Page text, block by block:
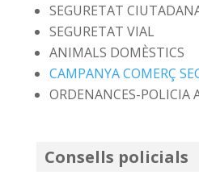
SEGURETAT
SEGURETAT VIAL
ANIMALS DOMÈSTICS
CAMPANYA COMERÇ
ORDENANCES-POLICIA
Consells policials